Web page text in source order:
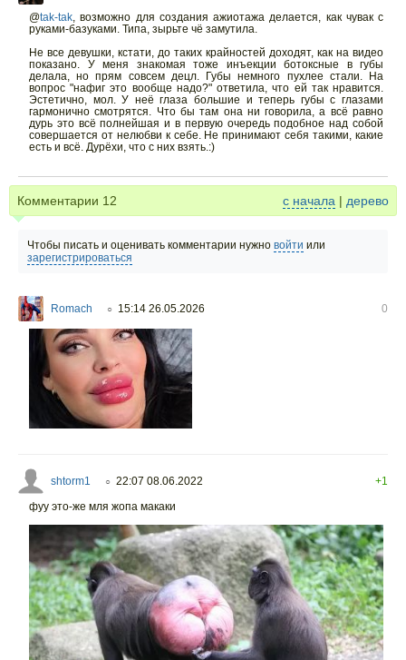
@tak-tak возможно для создания ажиотажа делается, как чувак с
руками-базуками. Типа, зырьте чë замутила.
Не все девушки, кстати, до таких крайностей доходят, как на видео
показано. У меня знакомая тоже инъекции ботоксные в губы
делала, но прям совсем децл. Губы немного пухлее стали. На
вопрос "нафиг это вообще надо?" ответила, что ей так нравится.
Эстетично, мол. У неë глаза большие и теперь губы с глазами
гармонично смотрятся. Что бы там она ни говорила, а всë равно
дурь это всë полнейшая и в первую очередь подобное над собой
совершается от нелюбви к себе. Не принимают себя такими, какие
есть и всë. Дурëхи, что с них взять.:)
Комментарии 12 с начала | дерево
Чтобы писать и оценивать комментарии нужно войти или
зарегистрироваться
Romach ○ 15:14 26.05.2026 0
shtorm1 ○ 22:07 08.06.2022
+1
фуу это-же мля жопа макаки